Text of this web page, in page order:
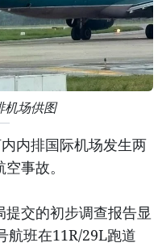
机场供图
内排国际机场发生两
事故。
交的初步调查报告显
航班在11R/29L跑道